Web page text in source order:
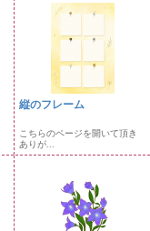
縦のフレーム
こちらのページを開いて頂き
ありが...